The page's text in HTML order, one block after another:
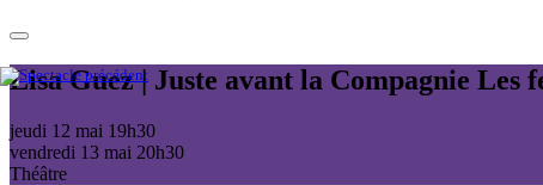
Lisa Guez | Juste avant la Compagnie Les
jeudi 12 mai 19h30
vendredi 13 mai 20h30
Théâtre